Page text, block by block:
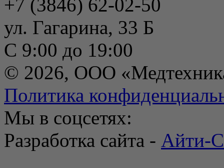
+7 (3846) 62-02-50
ул. Гагарина, 33 Б
С 9:00 до 19:00
© 2026, ООО
Политика
Мы в соцсетях:
Разработка сайта - Айти-